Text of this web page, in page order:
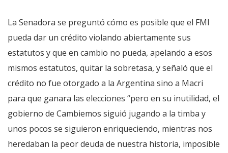
La Senadora se preguntó cómo es posible que el FMI
pueda dar un crédito violando abiertamente sus
estatutos y que en cambio no pueda, apelando a esos
mismos estatutos, quitar la sobretasa, y señaló que el
crédito no fue otorgado a la Argentina sino a Macri
para que ganara las elecciones “pero en su inutilidad, el
gobierno de Cambiemos siguió jugando a la timba y
unos pocos se siguieron enriqueciendo, mientras nos
heredaban la peor deuda de nuestra historia, imposible